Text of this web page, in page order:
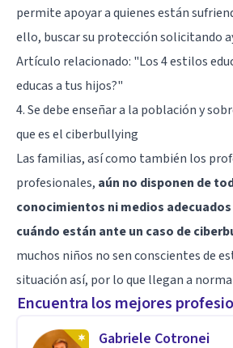
permite apoyar a quienes están
ello, buscar su protección solicitando
Artículo relacionado: "Los 4 estilos
educas a tus hijos?"
4. Se debe enseñar a la población y
que es el ciberbullying
Las familias, así como también los
profesionales, aún no disponen de
conocimientos ni medios
cuándo están ante un caso de
muchos niños no sen conscientes de
situación así, por lo que llegan a
Encuentra los mejores
Gabriele Cotronei